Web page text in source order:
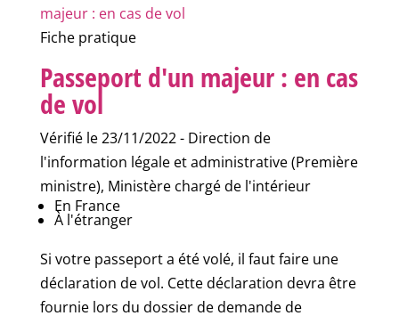
majeur : en cas de vol
Fiche pratique
Passeport d'un majeur : en cas
de vol
Vérifié le 23/11/2022 - Direction de
l'information légale et administrative (Première
ministre), Ministère chargé de l'intérieur
En France
À l'étranger
Si votre passeport a été volé, il faut faire une
déclaration de vol. Cette déclaration devra être
fournie lors du dossier de demande de